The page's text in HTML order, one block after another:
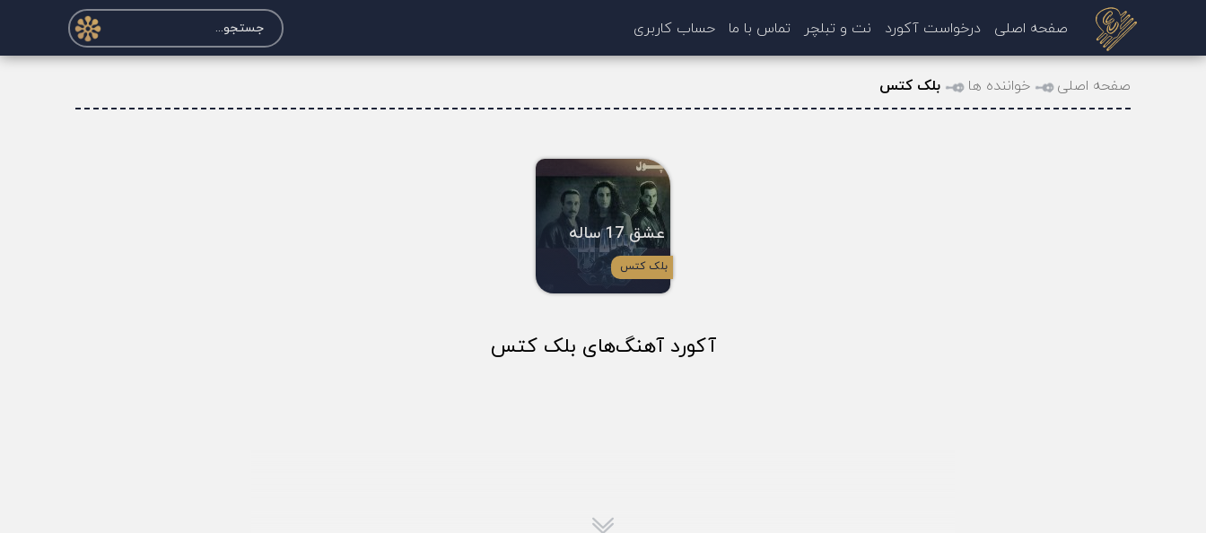
صفحه اصلی درخواست آکورد نت و تبلچر تماس با ما حساب کاربری
صفحه اصلی خواننده ها بلک کتس
عشق 17 ساله
بلک کتس
آکورد آهنگ‌های بلک کتس